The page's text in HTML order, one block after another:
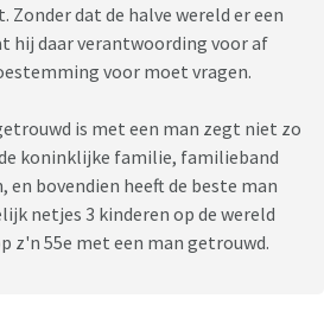
dat de halve wereld er een
hij daar verantwoording voor af
voor moet vragen.
is met een man zegt niet zo
koninklijke familie, familieband
bovendien heeft de beste man
netjes 3 kinderen op de wereld
z'n 55e met een man getrouwd.